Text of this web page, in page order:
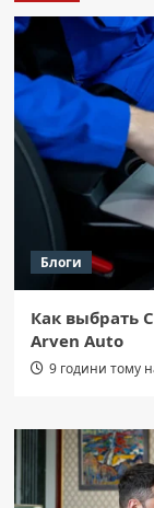
Блоги
Как выбрать
Arven Auto
9 години тому